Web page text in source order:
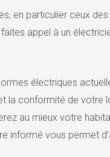
en particulier ceux
appel à un
électriques
la conformité de votre
au mieux votre
informé vous permet